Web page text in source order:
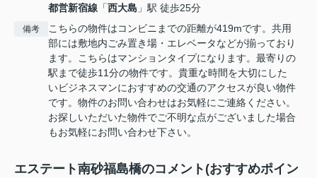
都営新宿線 「西大島 」駅 徒歩25分
備考
こちらの物件はコンビニまでの距離が419mです。共用
部には敷地内ごみ置き場・エレベータなどが揃っており
ます。こちらはマンションタイプになります。最寄りの
駅まで徒歩11分の物件です。貴重な時間を大切にした
いビジネスマンにおすすめの交通のアクセスが良い物件
です。物件のお問い合わせはお気軽にご連絡ください。
お探しいただいた物件でご不明な点がございました場合
もお気軽にお問い合わせ下さい。
エステート南砂福島橋のコメント(おすすめポイン